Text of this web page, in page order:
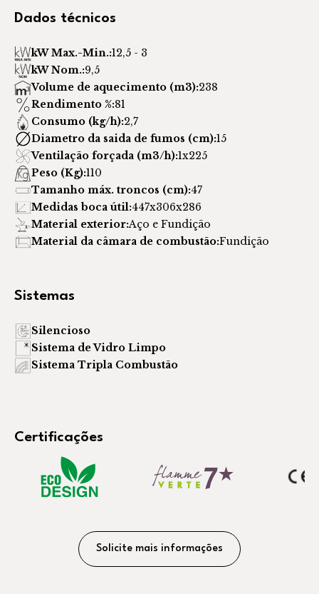
Dados técnicos
kW Max.-Min.:12,5 - 3
kW Nom.:9,5
Volume de aquecimento (m3):238
Rendimento %:81
Consumo (kg/h):2,7
Diametro da saida de fumos (cm):15
Ventilação forçada (m3/h):1x225
Peso (Kg):110
Tamanho máx. troncos (cm):47
Medidas boca útil:447x306x286
Material exterior:Aço e Fundição
Material da câmara de combustão:Fundição
Sistemas
Silencioso
Sistema de Vidro Limpo
Sistema Tripla Combustão
Certificações
Solicite mais informações